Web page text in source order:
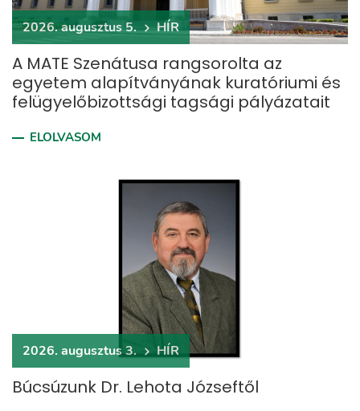
2026. augusztus 5. HÍR
A MATE Szenátusa rangsorolta az
egyetem alapítványának kuratóriumi és
felügyelőbizottsági tagsági pályázatait
ELOLVASOM
2026. augusztus 3. HÍR
Búcsúzunk Dr. Lehota Józseftől